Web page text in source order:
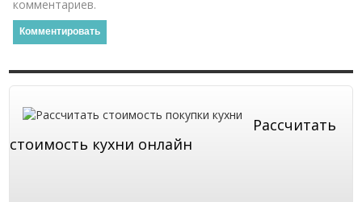
комментариев.
Рассчитать
стоимость кухни онлайн